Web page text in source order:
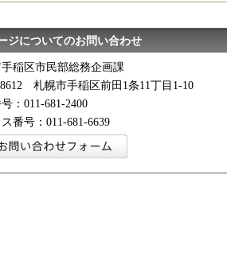
ジについてのお問い合わせ
稲区市民部総務企画課
札幌市手稲区前田1条11丁目1-10
：011-681-2400
番号：011-681-6639